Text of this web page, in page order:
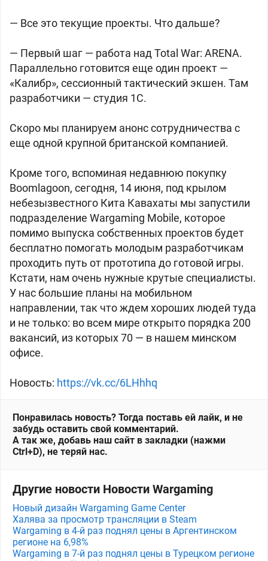
— Все это текущие проекты. Что дальше?
— Первый шаг — работа над Total War: ARENA.
Параллельно готовится еще один проект —
«Калибр», сессионный тактический экшен. Там
разработчики — студия 1С.
Скоро мы планируем анонс сотрудничества с
еще одной крупной британской компанией.
Кроме того, вспоминая недавнюю покупку
Boomlagoon, сегодня, 14 июня, под крылом
небезызвестного Кита Кавахаты мы запустили
подразделение Wargaming Mobile, которое
помимо выпуска собственных проектов будет
бесплатно помогать молодым разработчикам
проходить путь от прототипа до готовой игры.
Кстати, нам очень нужные крутые специалисты.
У нас большие планы на мобильном
направлении, так что ждем хороших людей туда
и не только: во всем мире открыто порядка 200
вакансий, из которых 70 — в нашем минском
офисе.
Новость: https://vk.cc/6LHhhq
Понравилась новость? Тогда поставь ей лайк, и не
забудь оставить свой комментарий.
А так же, добавь наш сайт в закладки (нажми
Ctrl+D), не теряй нас.
Другие новости Новости Wargaming
Новый дизайн Wargaming Game Center
Халява за просмотр трансляции в Steam
Wargaming в 4-й раз поднял цены в Аргентинском
регионе на 6,98%
Wargaming в 7-й раз поднял цены в Турецком регионе